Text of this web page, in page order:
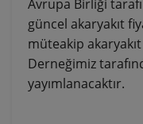
Avrupa Birliği
güncel akaryakıt
müteakip
Derneğimiz
yayımlanacaktır.